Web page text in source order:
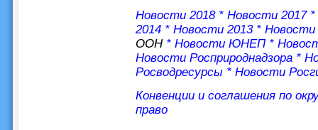
Новости 2018* Новости 2017*
2014* Новости 2013 * Новости
ООН * Новости ЮНЕП*
Новости Росприроднадзора*
Росводресурсы * Новости
Конвенции и соглашения по
право